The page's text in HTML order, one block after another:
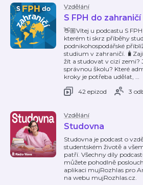
Vzdělání
S FPH do zahraničí
👋🏼Vítej u podcastu S
kterém ti skrz příběhy
podnikohospodářské
studium v zahraničí.
žít a studovat v cizí zemi?
správnou školu? Které
kroky je potřeba udělat, …
42 epizod
3
Vzdělání
Studovna
Studovna je podcast o
studentském životě a
patří. Všechny díly
můžete pohodlně
aplikaci mujRozhlas pro
na webu mujRozhlas.cz.